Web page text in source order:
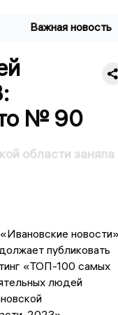
Важная новость
№ 90
области заняла
публиковать
«ТОП-100 самых
людей